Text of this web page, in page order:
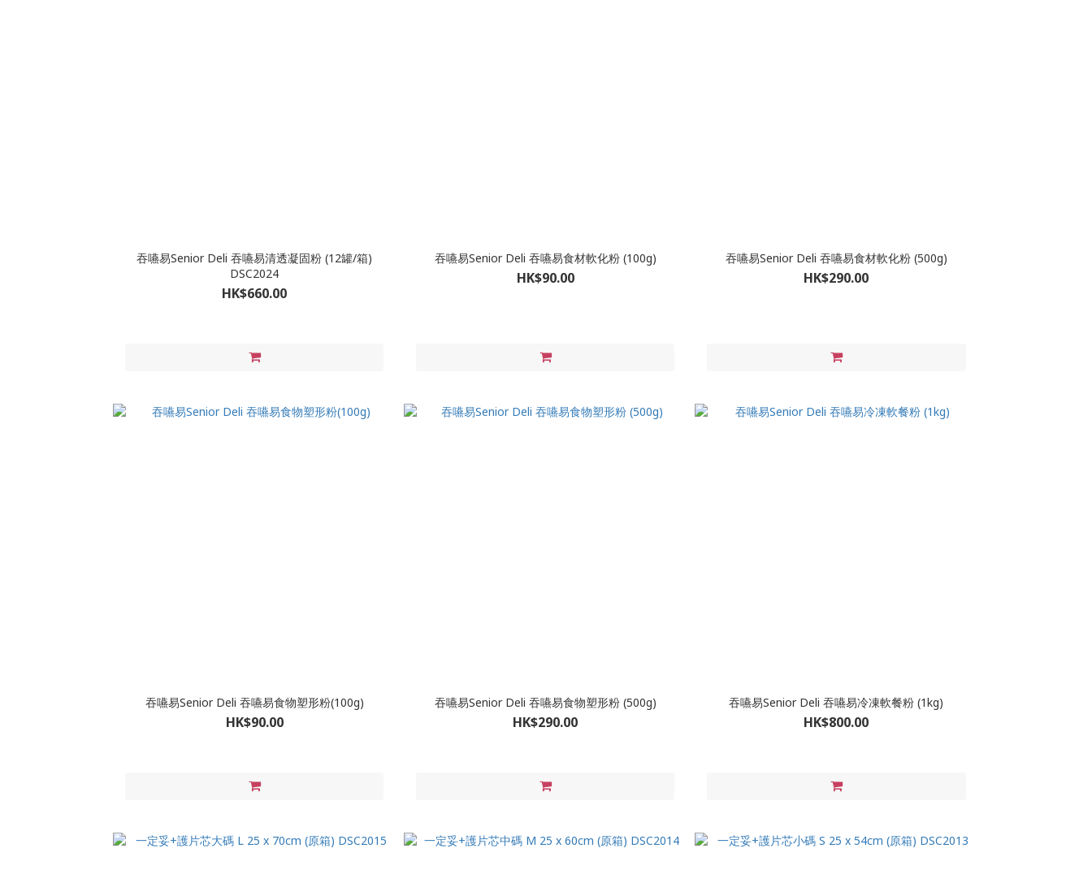
吞嚥易Senior Deli 吞嚥易清透凝固粉 (12罐/箱)
DSC2024
HK$660.00
吞嚥易Senior Deli 吞嚥易食材軟化粉 (100g)
HK$90.00
吞嚥易Senior Deli 吞嚥易食材軟化粉 (500g)
HK$290.00
吞嚥易Senior Deli 吞嚥易食物塑形粉(100g)
HK$90.00
吞嚥易Senior Deli 吞嚥易食物塑形粉 (500g)
HK$290.00
吞嚥易Senior Deli 吞嚥易冷凍軟餐粉 (1kg)
HK$800.00